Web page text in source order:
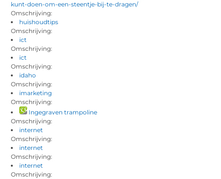
kunt-doen-om-een-steentje-bij-te-dragen/
Omschrijving:
huishoudtips
Omschrijving:
ict
Omschrijving:
ict
Omschrijving:
idaho
Omschrijving:
imarketing
Omschrijving:
Ingegraven trampoline
Omschrijving:
internet
Omschrijving:
internet
Omschrijving:
internet
Omschrijving: